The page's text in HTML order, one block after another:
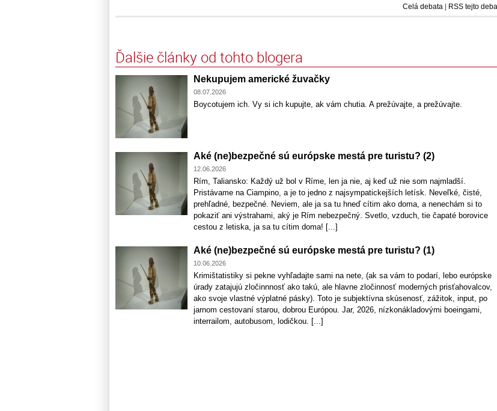
Celá debata RSS tejto
Ďalšie články od tohto blogera
Nekupujem americké žuvačky
08.07.2026
Boycotujem ich. Vy si ich kupujte, ak vám chutia. A prežúvajte, a prežúvajte.
Aké (ne)bezpečné sú európske mestá pre turistu? (2)
12.06.2026
Rím, Taliansko: Každý už bol v Ríme, len ja nie, aj keď už nie som najmladší.
Pristávame na Ciampino, a je to jedno z najsympatickejších letísk. Neveľké, čisté,
prehľadné, bezpečné. Neviem, ale ja sa tu hneď cítim ako doma, a nenechám si to
pokaziť ani výstrahami, aký je Rím nebezpečný. Svetlo, vzduch, tie čapaté borovice
cestou z letiska, ja sa tu cítim doma! [...]
Aké (ne)bezpečné sú európske mestá pre turistu? (1)
10.06.2026
Krimištatistiky si pekne vyhľadajte sami na nete, (ak sa vám to podarí, lebo európske
úrady zatajujú zločinnnosť ako takú, ale hlavne zločinnosť moderných prisťahovalcov,
ako svoje vlastné výplatné pásky). Toto je subjektívna skúsenosť, zážitok, input, po
jarnom cestovaní starou, dobrou Európou. Jar, 2026, nízkonákladovými boeingami,
interrailom, autobusom, lodičkou. [...]